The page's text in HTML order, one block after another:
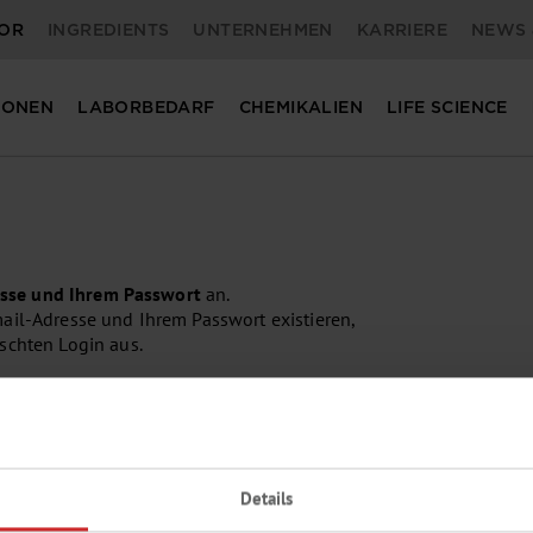
Details
INGREDIENTS UNTERNEHMEN KARRIERE NEWS
LABORBEDARF CHEMIKALIEN LIFE SCIENCE
und Ihrem Passwort an.
Adresse und Ihrem Passwort existieren,
Login aus.